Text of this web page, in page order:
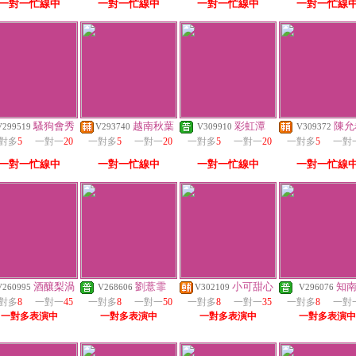
對一忙線中 一對一忙線中 一對一忙線中 一對一忙線
騷狗會秀
多5 一對一20
對一忙線中
V293740 越南秋葉
一對多5 一對一20
一對一忙線中
V309910 彩虹潭
一對多5 一對一20
一對一忙線中
V309372 陳
一對多5 一對
一對一忙線
酒釀梨渦
多8 一對一45
一對多表演中
V268606 劉薏霏
一對多8 一對一50
一對多表演中
V302109 小可甜心
一對多8 一對一35
一對多表演中
V296076 知南
一對多8
一對
一對多表演中